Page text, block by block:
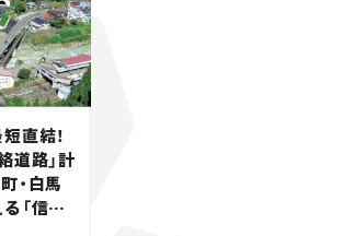
直結！
道路」計
・白馬
「信号
事業化